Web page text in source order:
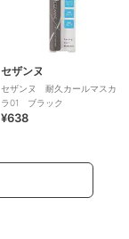
セザンヌ
セザンヌ 耐久カールマスカ
ラ01 ブラック
¥638